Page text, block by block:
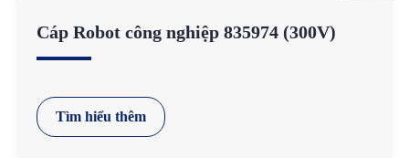
Cáp Robot công nghiệp 835974 (300V)
Tìm hiểu thêm